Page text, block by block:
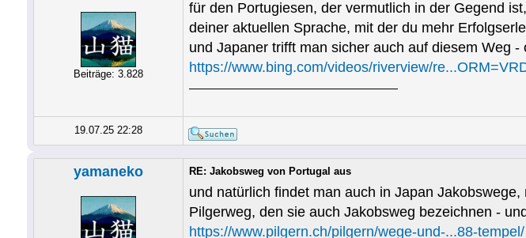
Beiträge: 3.828
für den Portugiesen, der vermutlich in der Gegend
deiner aktuellen Sprache, mit der du mehr
und Japaner trifft man sicher auch auf diesem Weg
https://www.bing.com/videos/riverview/
19.07.25 22:28
yamaneko RE: Jakobsweg von Portugal aus
und natürlich findet man auch in Japan
Pilgerweg, den sie auch Jakobsweg bezeichnen -
https://www.pilgern.ch/pilgern/wege-und-...88-tempel/